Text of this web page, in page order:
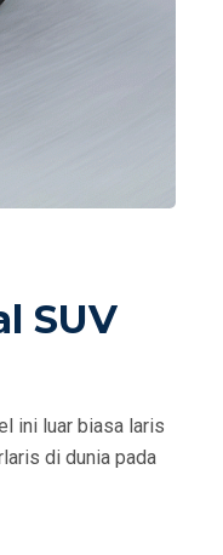
SUV
ini luar biasa laris
di dunia pada